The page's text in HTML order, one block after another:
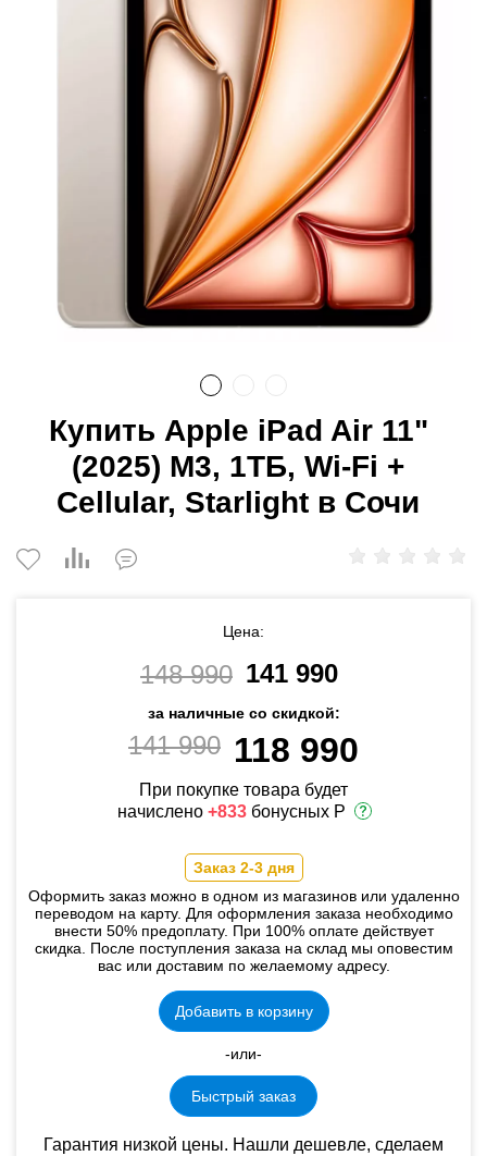
Купить Apple iPad Air 11"
(2025) M3, 1ТБ, Wi-Fi +
Cellular, Starlight в Сочи
Цена:
148 990 141 990
за наличные со скидкой:
141 990 118 990
При покупке товара будет
начислено +833 бонусных Р
Заказ 2-3 дня
Оформить заказ можно в одном из магазинов или удаленно
переводом на карту. Для оформления заказа необходимо
внести 50% предоплату. При 100% оплате действует
скидка. После поступления заказа на склад мы оповестим
вас или доставим по желаемому адресу.
Добавить в корзину
-или-
Быстрый заказ
Гарантия низкой цены. Нашли дешевле, сделаем